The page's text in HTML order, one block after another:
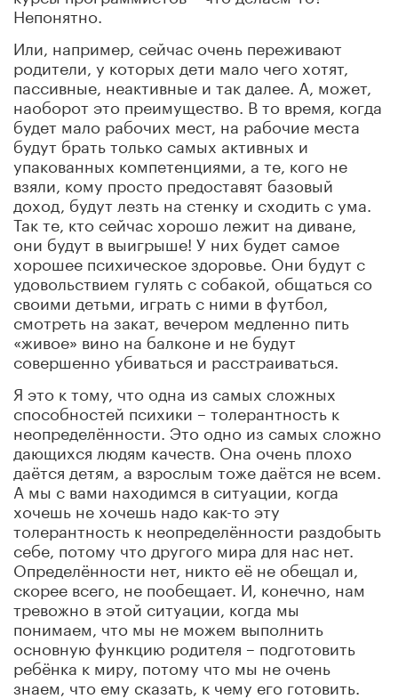
Непонятно.
Или, например, сейчас очень переживают
родители, у которых дети мало чего хотят,
пассивные, неактивные и так далее. А, может,
наоборот это преимущество. В то время, когда
будет мало рабочих мест, на рабочие места
будут брать только самых активных и
упакованных компетенциями, а те, кого не
взяли, кому просто предоставят базовый
доход, будут лезть на стенку и сходить с ума.
Так те, кто сейчас хорошо лежит на диване,
они будут в выигрыше! У них будет самое
хорошее психическое здоровье. Они будут с
удовольствием гулять с собакой, общаться со
своими детьми, играть с ними в футбол,
смотреть на закат, вечером медленно пить
«живое» вино на балконе и не будут
совершенно убиваться и расстраиваться.
Я это к тому, что одна из самых сложных
способностей психики – толерантность к
неопределённости. Это одно из самых сложно
дающихся людям качеств. Она очень плохо
даётся детям, а взрослым тоже даётся не всем.
А мы с вами находимся в ситуации, когда
хочешь не хочешь надо как-то эту
толерантность к неопределённости раздобыть
себе, потому что другого мира для нас нет.
Определённости нет, никто её не обещал и,
скорее всего, не пообещает. И, конечно, нам
тревожно в этой ситуации, когда мы
понимаем, что мы не можем выполнить
основную функцию родителя – подготовить
ребёнка к миру, потому что мы не очень
знаем, что ему сказать, к чему его готовить.